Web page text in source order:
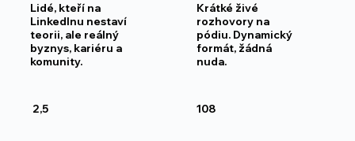
Lidé, kteří na
LinkedInu nestaví
teorii, ale reálný
byznys, kariéru a
komunity.
Krátké živé
rozhovory na
pódiu. Dynamický
formát, žádná
nuda.
2,5 108